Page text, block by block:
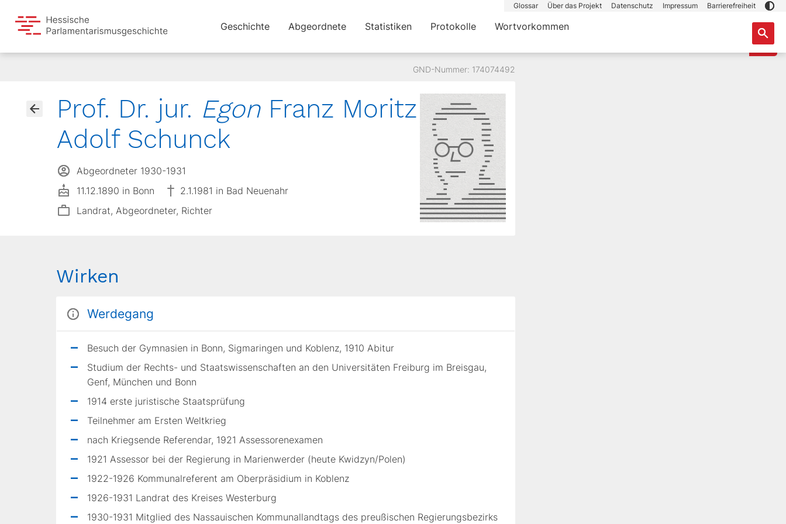
Glossar Über das Projekt Datenschutz Impressum Barrierefreiheit
Geschichte Abgeordnete Statistiken Protokolle Wortvorkommen
GND-Nummer: 174074492
Prof. Dr. jur. EgonFranz Moritz
Adolf Schunck
Abgeordneter 1930-1931
11.12.1890 in Bonn
2.1.1981 in Bad Neuenahr
Landrat, Abgeordneter, Richter
Wirken
Werdegang
Besuch der Gymnasien in Bonn, Sigmaringen und Koblenz, 1910 Abitur
Studium der Rechts- und Staatswissenschaften an den Universitäten Freiburg im Breisgau,
Genf, München und Bonn
1914 erste juristische Staatsprüfung
Teilnehmer am Ersten Weltkrieg
nach Kriegsende Referendar, 1921 Assessorenexamen
1921 Assessor bei der Regierung in Marienwerder (heute Kwidzyn/Polen)
1922-1926 Kommunalreferent am Oberpräsidium in Koblenz
1926-1931 Landrat des Kreises Westerburg
1930-1931 Mitglied des Nassauischen Kommunallandtags des preußischen Regierungsbezirks